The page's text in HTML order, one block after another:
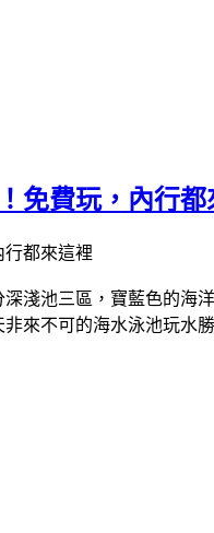
免費玩，內行
深淺池三區，寶藍色的海
非來不可的海水泳池玩水